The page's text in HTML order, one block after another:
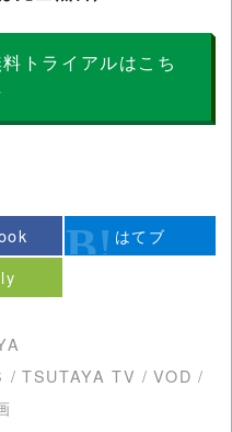
トライアルはこち
はてブ
/ TSUTAYA TV / VOD /